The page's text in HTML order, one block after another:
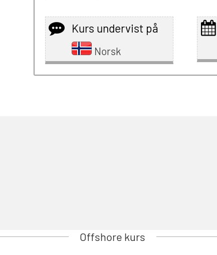
Kurs undervist på
Norsk
Offshore kurs